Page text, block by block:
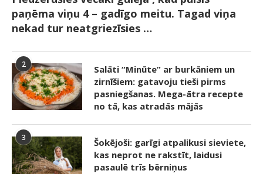
paņēma viņu 4 – gadīgo meitu. Tagad viņa
nekad tur neatgriezīsies …
2
Salāti “Minūte” ar burkāniem un
zirnīšiem: gatavoju tieši pirms
pasniegšanas. Mega-ātra recepte
no tā, kas atradās mājās
3
Šokējoši: garīgi atpalikusi sieviete,
kas neprot ne rakstīt, laidusi
pasaulē trīs bērniņus